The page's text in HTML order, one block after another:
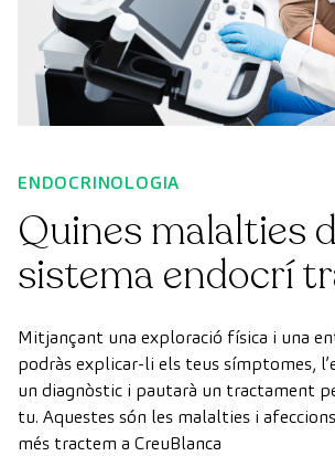
ENDOCRINOLOGIA
Quines malalties
sistema endocrí
Mitjançant una exploració física i una
podràs explicar-li els teus símptomes,
un diagnòstic i pautarà un tractament
tu. Aquestes són les malalties i
més tractem a CreuBlanca